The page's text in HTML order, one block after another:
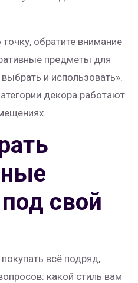
обратите внимание
предметы для
и использовать».
декора работают
свой
всё подряд,
какой стиль вам